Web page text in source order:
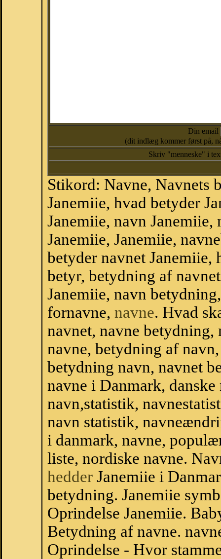
Din email
(dit indlæg kommer først på,
Skriv "menneske" i
Stikord: Navne, Navnets
Janemiie, hvad betyder
Janemiie, navn Janemiie,
Janemiie, Janemiie,
betyder navnet Janemiie,
betyr, betydning af
Janemiie, navn
fornavne, navne. Hvad
navnet, navne
navne, betydning af
betydning navn, navnet
navne i Danmark,
navn,statistik,
navn statistik,
i danmark, navne,
liste, nordiske navne.
hedder Janemiie i
betydning. Janemiie
Oprindelse Janemiie.
Betydning af navne.
Oprindelse - Hvor